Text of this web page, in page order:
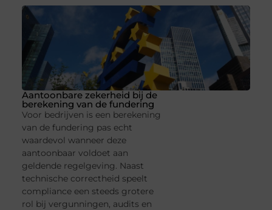
Aantoonbare zekerheid bij de
berekening van de fundering
Voor bedrijven is een berekening
van de fundering pas echt
waardevol wanneer deze
aantoonbaar voldoet aan
geldende regelgeving. Naast
technische correctheid speelt
compliance een steeds grotere
rol bij vergunningen, audits en